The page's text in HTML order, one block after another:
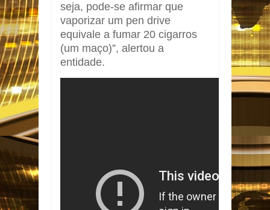
seja, pode-se afirmar que
vaporizar um pen drive
equivale a fumar 20 cigarros
(um maço)”, alertou a
entidade.